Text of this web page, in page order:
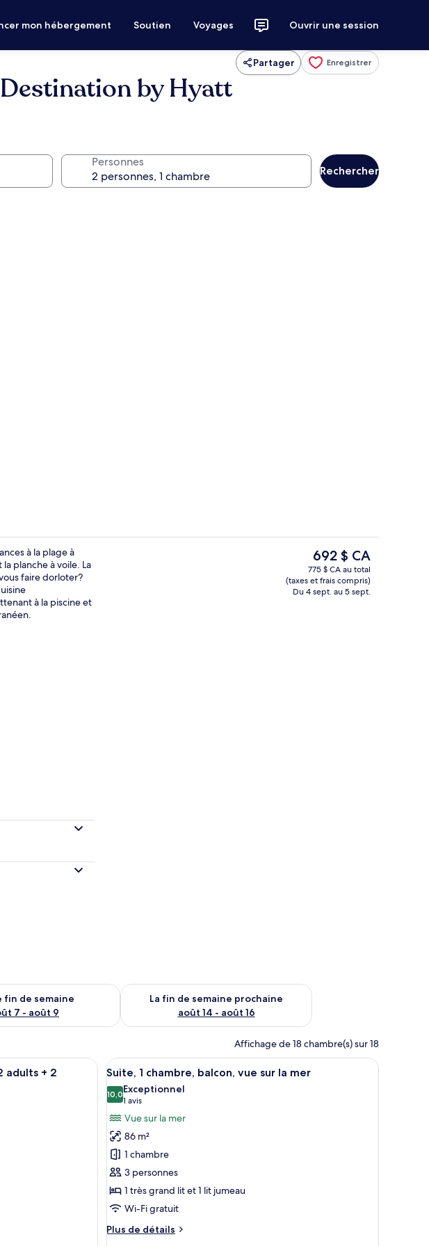
mon hébergement Soutien Voyages Ouvrir une session
Partager Enregistrer
by Hyatt
Personnes
Rechercher
Vue aérienne
à la plage à
planche à voile. La
faire dorloter?
à la piscine et
Le
prix
actuel
est
692 $ CA
775 $ CA au total
(taxes et frais compris)
Du 4 sept. au 5 sept.
fin de semaine
7 - août 9
pour cette fin de semaine août 7 - août 9
La fin de semaine prochaine
août 14 - août 16
Vérifier la disponibilité pour la fin de semaine prochaine août
Affichage de 18 chambre(s) sur 18
sur l’extérieur.
d’hôtel avec un grand lit, un banc, une chaise, une table et une vue sur l’extérieur.
adults + 2
Afficher
toutes
les
photos
pour
ce
type
de
chambre :
Suite,
1
Une chambre d’hôtel avec un grand lit, un
12
Suite, 1 chambre, balcon, vue sur la mer
10,010,0 sur 10
Exceptionnel
1 avis
(1 avis)
Vue sur la mer
86 m²
1 chambre
3 personnes
1 très grand lit et 1 lit jumeau
Wi-Fi gratuit
Plus de détails
Plus